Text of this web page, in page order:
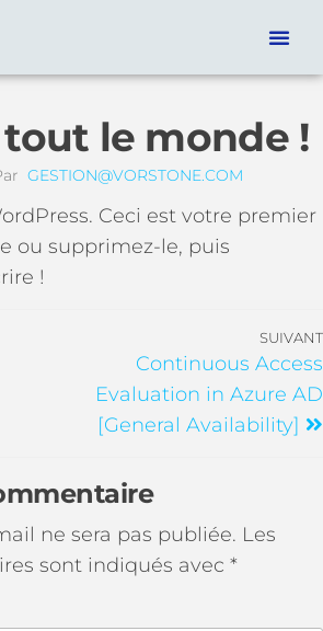
le monde !
GESTION@VORSTONE.COM
Ceci est votre premier
ou supprimez-le, puis
!
SUIVANT
Continuous Access
Evaluation in Azure AD
[General Availability]
ne sera pas publiée. Les
sont indiqués avec *